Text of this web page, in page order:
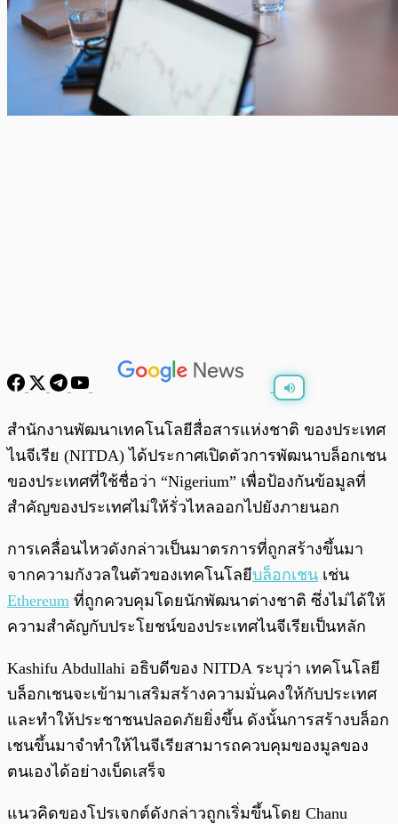
พร้อมเล่น
สำนักงานพัฒนาเทคโนโลยีสื่อสารแห่งชาติ ของประเทศ
ไนจีเรีย (NITDA) ได้ประกาศเปิดตัวการพัฒนาบล็อกเชน
ของประเทศที่ใช้ชื่อว่า “Nigerium” เพื่อป้องกันข้อมูลที่
สำคัญของประเทศไม่ให้รั่วไหลออกไปยังภายนอก
การเคลื่อนไหวดังกล่าวเป็นมาตรการที่ถูกสร้างขึ้นมา
จากความกังวลในตัวของเทคโนโลยีบล็อกเชน เช่น
Ethereum ที่ถูกควบคุมโดยนักพัฒนาต่างชาติ ซึ่งไม่ได้ให้
ความสำคัญกับประโยชน์ของประเทศไนจีเรียเป็นหลัก
Kashifu Abdullahi อธิบดีของ NITDA ระบุว่า เทคโนโลยี
บล็อกเชนจะเข้ามาเสริมสร้างความมั่นคงให้กับประเทศ
และทำให้ประชาชนปลอดภัยยิ่งขึ้น ดังนั้นการสร้างบล็อก
เชนขึ้นมาจำทำให้ไนจีเรียสามารถควบคุมของมูลของ
ตนเองได้อย่างเบ็ดเสร็จ
แนวคิดของโปรเจกต์ดังกล่าวถูกเริ่มขึ้นโดย Chanu